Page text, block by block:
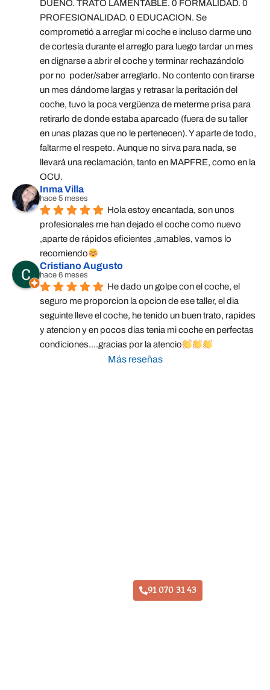
DUEÑO. TRATO LAMENTABLE. 0 FORMALIDAD. 0
PROFESIONALIDAD. 0 EDUCACION. Se
comprometió a arreglar mi coche e incluso darme uno
de cortesía durante el arreglo para luego tardar un mes
en dignarse a abrir el coche y terminar rechazándolo
por no  poder/saber arreglarlo. No contento con tirarse
un mes dándome largas y retrasar la peritación del
coche, tuvo la poca vergüenza de meterme prisa para
retirarlo de donde estaba aparcado (fuera de su taller
en unas plazas que no le pertenecen). Y aparte de todo,
faltarme el respeto. Aunque no sirva para nada, se
llevará una reclamación, tanto en MAPFRE, como en la
OCU.
Inma Villa
hace 5 meses
Hola estoy encantada, son unos
profesionales me han dejado el coche como nuevo
,aparte de rápidos eficientes ,amables, vamos lo
recomiendo
Cristiano Augusto
hace 6 meses
He dado un golpe con el coche, el
seguro me proporcion la opcion de ese taller, el dia
seguinte lleve el coche, he tenido un buen trato, rapides
y atencion y en pocos dias tenia mi coche en perfectas
condiciones....gracias por la atencio
Más reseñas
91 070 31 43